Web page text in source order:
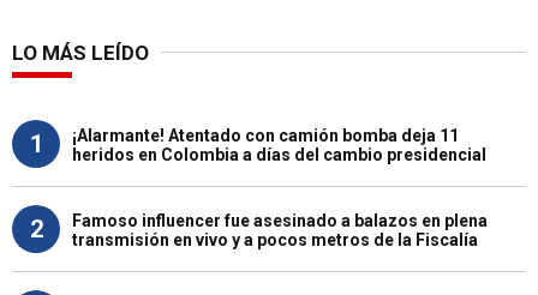
LO MÁS LEÍDO
1
¡Alarmante! Atentado con camión bomba deja 11
heridos en Colombia a días del cambio presidencial
2
Famoso influencer fue asesinado a balazos en plena
transmisión en vivo y a pocos metros de la Fiscalía